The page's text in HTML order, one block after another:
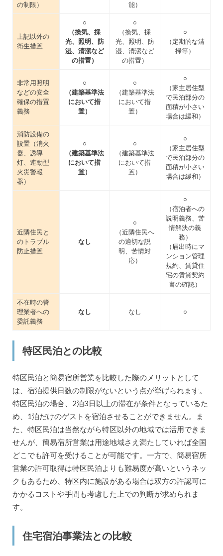
の制限）
能）
上記以外の
衛生措置
○
（換気、採
光、照明、防
湿、清潔など
の措置）
○
（換気、採
光、照明、防
湿、清潔など
の措置）
○
（定期的な清
掃等）
非常用照明
などの安全
確保の措置
義務
○
（建築基準法
において措
置）
○
（建築基準法
において措
置）
○
（家主居住型
で民泊部分の
面積が小さい
場合は緩和）
消防設備の
設置（消火
器、誘導
灯、連動型
火災警報
器）
○
（建築基準法
において措
置）
○
（建築基準法
において措
置）
○
（家主居住型
で民泊部分の
面積が小さい
場合は緩和）
近隣住民と
のトラブル
防止措置
なし
○
（近隣住民へ
の適切な説
明、苦情対
応）
○
（宿泊者への
説明義務、苦
情解決の義
務）
（届出時にマ
ンション管理
規約、賃貸住
宅の賃貸契約
書の確認）
不在時の管
理業者への
委託義務
なし なし ○
特区民泊との比較
特区民泊と簡易宿所営業を比較した際のメリットとして
は、宿泊提供日数の制限がないという点が挙げられます。
特区民泊の場合、2泊3日以上の滞在が条件となっているた
め、1泊だけのゲストを宿泊させることができません。ま
た、特区民泊は当然ながら特区以外の地域では活用できま
せんが、簡易宿所営業は用途地域さえ満たしていれば全国
どこでも許可を受けることが可能です。一方で、簡易宿所
営業の許可取得は特区民泊よりも難易度が高いというネッ
クもあるため、特区内に施設がある場合は双方の許認可に
かかるコストや手間も考慮した上での判断が求められま
す。
住宅宿泊事業法との比較